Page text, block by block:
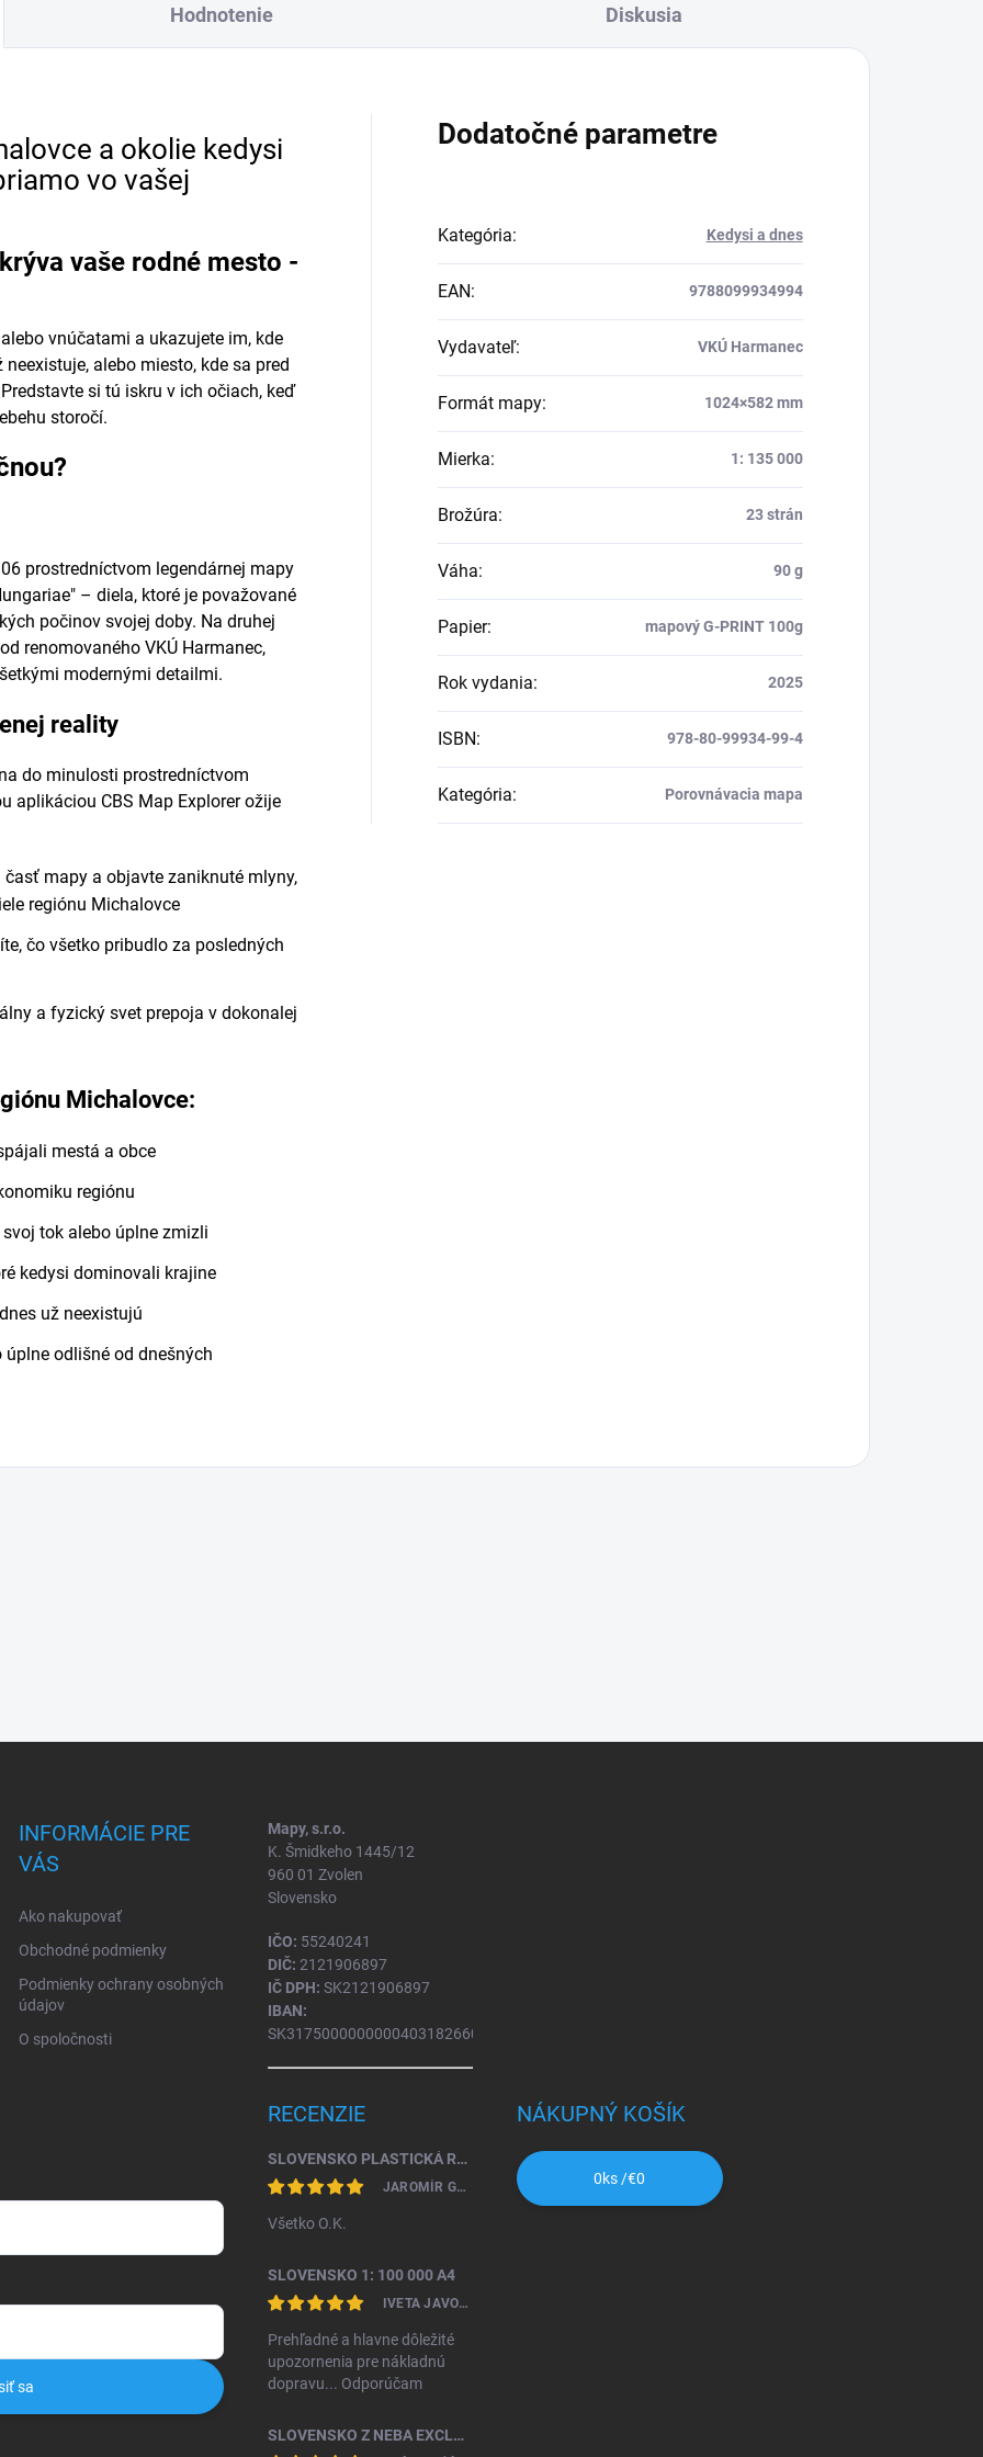
Hodnotenie Diskusia
a okolie kedysi
vo vašej
vaše rodné mesto -
vnúčatami a ukazujete im, kde
alebo miesto, kde sa pred
si tú iskru v ich očiach, keď
storočí.
prostredníctvom legendárnej mapy
– diela, ktoré je považované
počinov svojej doby. Na druhej
renomovaného VKÚ Harmanec,
modernými detailmi.
reality
do minulosti prostredníctvom
aplikáciou CBS Map Explorer ožije
mapy a objavte zaniknuté mlyny,
regiónu Michalovce
čo všetko pribudlo za posledných
a fyzický svet prepoja v dokonalej
Michalovce:
mestá a obce
regiónu
tok alebo úplne zmizli
kedysi dominovali krajine
už neexistujú
úplne odlišné od dnešných
Dodatočné parametre
Kategória: Kedysi a dnes
EAN: 9788099934994
Vydavateľ: VKÚ Harmanec
Formát mapy: 1024×582 mm
Mierka: 1: 135 000
Brožúra: 23 strán
Váha: 90 g
Papier: mapový G-PRINT 100g
Rok vydania: 2025
ISBN: 978-80-99934-99-4
Kategória: Porovnávacia mapa
INFORMÁCIE PRE
VÁS
Ako nakupovať
Obchodné podmienky
Podmienky ochrany osobných
údajov
O spoločnosti
Mapy, s.r.o.
K. Šmidkeho 1445/12
960 01 Zvolen
Slovensko
IČO: 55240241
DIČ: 2121906897
IČ DPH: SK2121906897
IBAN:
SK31750000000004031826604
sa
RECENZIE
SLOVENSKO PLASTICKÁ RELIÉFNA MAPA 1: 450 000
JAROMÍR GAŽO
Všetko O.K.
SLOVENSKO 1: 100 000 A4
IVETA JAVORKOVÁ KAMHALOVÁ
Prehľadné a hlavne dôležité
upozornenia pre nákladnú
dopravu... Odporúčam
SLOVENSKO Z NEBA EXCLUSIVE II. VYDANIE
NÁKUPNÝ KOŠÍK
0ks /€0